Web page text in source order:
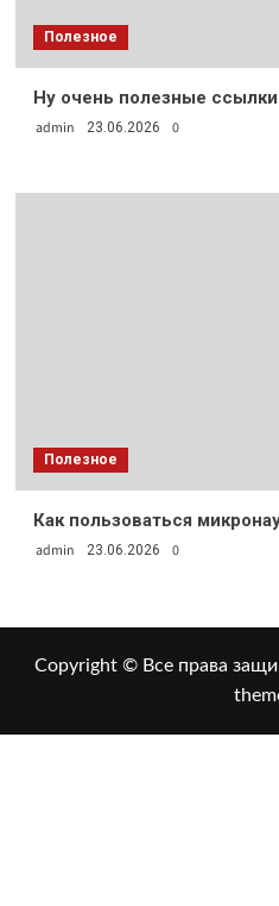
Полезное
Ну очень полезные ссылки
admin 23.06.2026 0
Полезное
Как пользоваться
admin 23.06.2026 0
Copyright © Все права